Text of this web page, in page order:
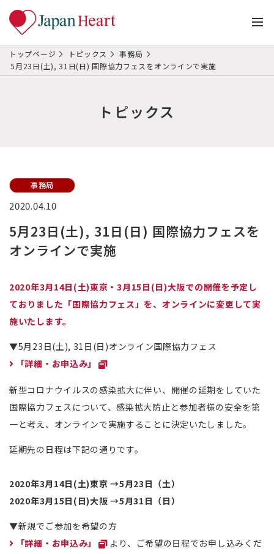
トップページ トピックス
事務局
5月23日(土), 31日(日) 国際協力フェスをオンラインで実施
トピックス
事務局
2020.04.10
5月23日(土), 31日(日) 国際協力フェスを
オンラインで実施
2020年3月14日(土)東京・3月15日(日)大阪での開催を予定し
ておりました「国際協力フェス」を、オンラインに変更して実
施いたします。
▼5月23日(土), 31日(日)オンライン国際協力フェス
「詳細・お申込み」
新型コロナウイルスの感染拡大に伴い、開催の延期をしていた
国際協力フェスについて、感染拡大防止と参加者様の安全を第
一と考え、オンラインで実施することに決定いたしました。
延期先の日程は下記の通りです。
2020年3月14日(土)東京 →5月23日（土）
2020年3月15日(日)大阪 →5月31日（日）
▼新規でご参加を希望の方
「詳細・お申込み」
より、ご希望の日程でお申し込みくだ